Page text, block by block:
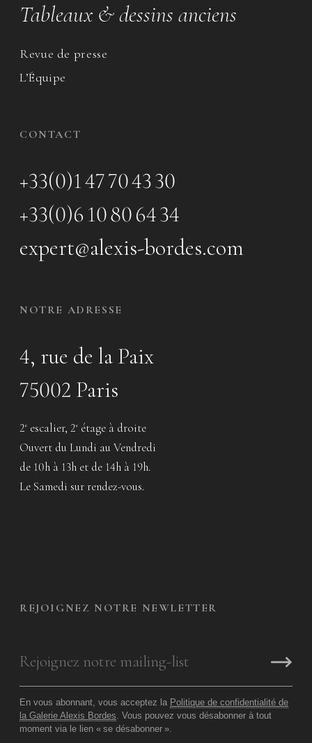
Tableaux & dessins anciens
Revue de presse
L’Équipe
CONTACT
+33(0)1 47 70 43 30
+33(0)6 10 80 64 34
expert@alexis-bordes.com
NOTRE ADRESSE
4, rue de la Paix
75002 Paris
2e escalier, 2e étage à droite
Ouvert du Lundi au Vendredi
de 10h à 13h et de 14h à 19h.
Le Samedi sur rendez-vous.
REJOIGNEZ NOTRE NEWLETTER
En vous abonnant, vous acceptez la Politique de confidentialité de
la Galerie Alexis Bordes . Vous pouvez vous désabonner à tout
moment via le lien « se désabonner ».